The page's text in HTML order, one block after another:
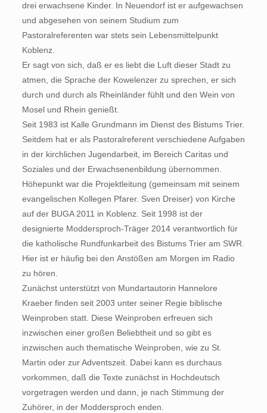
drei erwachsene Kinder. In Neuendorf ist er aufgewachsen
und abgesehen von seinem Studium zum
Pastoralreferenten war stets sein Lebensmittelpunkt
Koblenz.
Er sagt von sich, daß er es liebt die Luft dieser Stadt zu
atmen, die Sprache der Kowelenzer zu sprechen, er sich
durch und durch als Rheinländer fühlt und den Wein von
Mosel und Rhein genießt.
Seit 1983 ist Kalle Grundmann im Dienst des Bistums Trier.
Seitdem hat er als Pastoralreferent verschiedene Aufgaben
in der kirchlichen Jugendarbeit, im Bereich Caritas und
Soziales und der Erwachsenenbildung übernommen.
Höhepunkt war die Projektleitung (gemeinsam mit seinem
evangelischen Kollegen Pfarer. Sven Dreiser) von Kirche
auf der BUGA 2011 in Koblenz. Seit 1998 ist der
designierte Moddersproch-Träger 2014 verantwortlich für
die katholische Rundfunkarbeit des Bistums Trier am SWR.
Hier ist er häufig bei den Anstößen am Morgen im Radio
zu hören.
Zunächst unterstützt von Mundartautorin Hannelore
Kraeber finden seit 2003 unter seiner Regie biblische
Weinproben statt. Diese Weinproben erfreuen sich
inzwischen einer großen Beliebtheit und so gibt es
inzwischen auch thematische Weinproben, wie zu St.
Martin oder zur Adventszeit. Dabei kann es durchaus
vorkommen, daß die Texte zunächst in Hochdeutsch
vorgetragen werden und dann, je nach Stimmung der
Zuhörer, in der Moddersproch enden.